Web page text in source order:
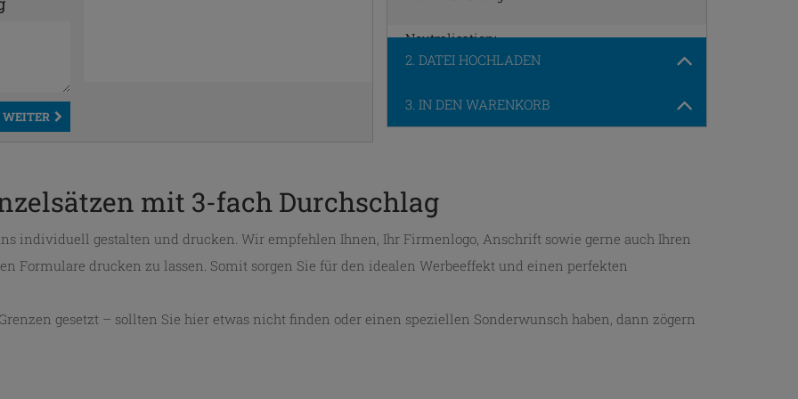
WEITER
Neutralisation:
nein
keine
Auflage:
250
2. DATEI HOCHLADEN
3. IN DEN WARENKORB
mit 3-fach Durchschlag
individuell gestalten und drucken. Wir empfehlen Ihnen, Ihr Firmenlogo, Anschrift sowie gerne auch Ihren
Formulare drucken zu lassen. Somit sorgen Sie für den idealen Werbeeffekt und einen perfekten
gesetzt – sollten Sie hier etwas nicht finden oder einen speziellen Sonderwunsch haben, dann zögern